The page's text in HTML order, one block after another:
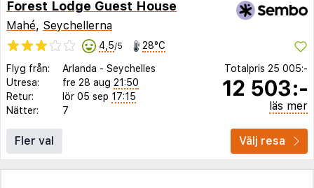
Forest Lodge Guest House
Mahé, Seychellerna
4,5/5 28°C
Flyg från: Arlanda - Seychelles
Utresa:
fre 28 aug 21:50
Retur:
lör 05 sep 17:15
Nätter:
7
Totalpris 25 005:-
12 503:-
läs mer
Fler val Välj resa